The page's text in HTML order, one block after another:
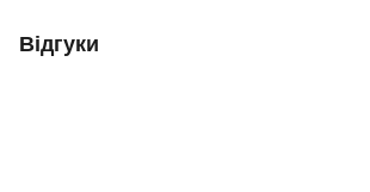
Відгуки